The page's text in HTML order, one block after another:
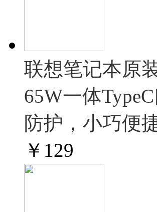
联想笔记本原
65W一体
防护，小巧便
￥ 129